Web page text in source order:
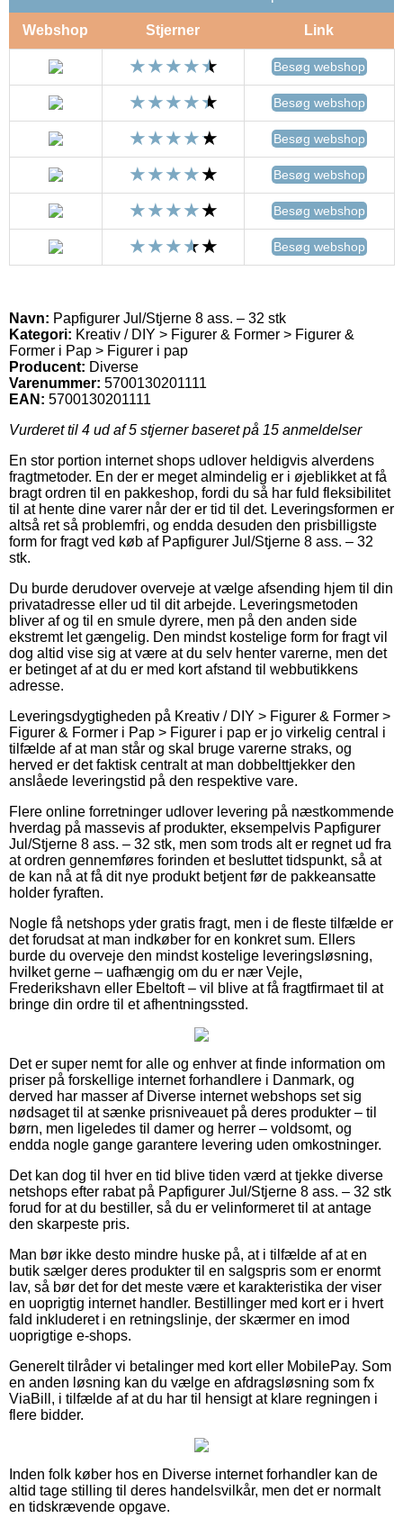
Webshop Stjerner Link
Besøg webshop
Besøg webshop
Besøg webshop
Besøg webshop
Besøg webshop
Besøg webshop
Navn: Papfigurer Jul/Stjerne 8 ass. – 32 stk
Kategori: Kreativ / DIY > Figurer & Former > Figurer &
Former i Pap > Figurer i pap
Producent: Diverse
Varenummer: 5700130201111
EAN: 5700130201111
Vurderet til 4 ud af 5 stjerner baseret på 15 anmeldelser
En stor portion internet shops udlover heldigvis alverdens
fragtmetoder. En der er meget almindelig er i øjeblikket at få
bragt ordren til en pakkeshop, fordi du så har fuld fleksibilitet
til at hente dine varer når der er tid til det. Leveringsformen er
altså ret så problemfri, og endda desuden den prisbilligste
form for fragt ved køb af Papfigurer Jul/Stjerne 8 ass. – 32
stk.
Du burde derudover overveje at vælge afsending hjem til din
privatadresse eller ud til dit arbejde. Leveringsmetoden
bliver af og til en smule dyrere, men på den anden side
ekstremt let gængelig. Den mindst kostelige form for fragt vil
dog altid vise sig at være at du selv henter varerne, men det
er betinget af at du er med kort afstand til webbutikkens
adresse.
Leveringsdygtigheden på Kreativ / DIY > Figurer & Former >
Figurer & Former i Pap > Figurer i pap er jo virkelig central i
tilfælde af at man står og skal bruge varerne straks, og
herved er det faktisk centralt at man dobbelttjekker den
anslåede leveringstid på den respektive vare.
Flere online forretninger udlover levering på næstkommende
hverdag på massevis af produkter, eksempelvis Papfigurer
Jul/Stjerne 8 ass. – 32 stk, men som trods alt er regnet ud fra
at ordren gennemføres forinden et besluttet tidspunkt, så at
de kan nå at få dit nye produkt betjent før de pakkeansatte
holder fyraften.
Nogle få netshops yder gratis fragt, men i de fleste tilfælde er
det forudsat at man indkøber for en konkret sum. Ellers
burde du overveje den mindst kostelige leveringsløsning,
hvilket gerne – uafhængig om du er nær Vejle,
Frederikshavn eller Ebeltoft – vil blive at få fragtfirmaet til at
bringe din ordre til et afhentningssted.
Det er super nemt for alle og enhver at finde information om
priser på forskellige internet forhandlere i Danmark, og
derved har masser af Diverse internet webshops set sig
nødsaget til at sænke prisniveauet på deres produkter – til
børn, men ligeledes til damer og herrer – voldsomt, og
endda nogle gange garantere levering uden omkostninger.
Det kan dog til hver en tid blive tiden værd at tjekke diverse
netshops efter rabat på Papfigurer Jul/Stjerne 8 ass. – 32 stk
forud for at du bestiller, så du er velinformeret til at antage
den skarpeste pris.
Man bør ikke desto mindre huske på, at i tilfælde af at en
butik sælger deres produkter til en salgspris som er enormt
lav, så bør det for det meste være et karakteristika der viser
en uoprigtig internet handler. Bestillinger med kort er i hvert
fald inkluderet i en retningslinje, der skærmer en imod
uoprigtige e-shops.
Generelt tilråder vi betalinger med kort eller MobilePay. Som
en anden løsning kan du vælge en afdragsløsning som fx
ViaBill, i tilfælde af at du har til hensigt at klare regningen i
flere bidder.
Inden folk køber hos en Diverse internet forhandler kan de
altid tage stilling til deres handelsvilkår, men det er normalt
en tidskrævende opgave.